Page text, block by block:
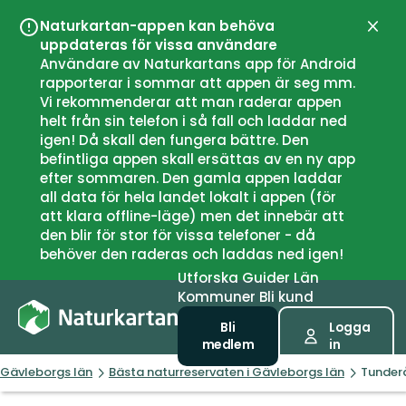
Naturkartan-appen kan behöva
uppdateras för vissa användare
Användare av Naturkartans app för Android
rapporterar i sommar att appen är seg mm.
Vi rekommenderar att man raderar appen
helt från sin telefon i så fall och laddar ned
igen! Då skall den fungera bättre. Den
befintliga appen skall ersättas av en ny app
efter sommaren. Den gamla appen laddar
all data för hela landet lokalt i appen (för
att klara offline-läge) men det innebär att
den blir för stor för vissa telefoner - då
behöver den raderas och laddas ned igen!
UtforskaGuiderLän
Kommuner Bli kund
Bli
medlem
Logga
in
Gävleborgs län Bästa naturreservaten i Gävleborgs län